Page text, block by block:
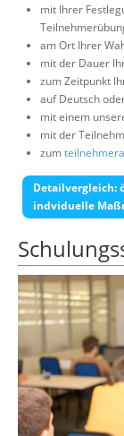
mit Ihrer
am Ort Ihrer
mit der Dauer
zum Zeitpunkt
auf Deutsch
mit einem
mit der
zum
Detailvergleich:
indviduelle